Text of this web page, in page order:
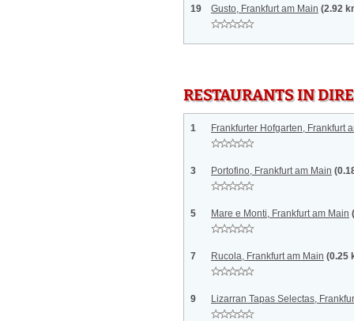
19 Gusto, Frankfurt am Main (2.92
RESTAURANTS IN
1 Frankfurter Hofgarten, Frankfurt
3 Portofino, Frankfurt am Main
5 Mare e Monti, Frankfurt am Main
7 Rucola, Frankfurt am Main (0.25
9 Lizarran Tapas Selectas,